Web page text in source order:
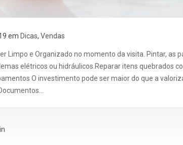
em Dicas, Vendas
Limpo e Organizado no momento da visita. Pintar, as
elétricos ou hidráulicos.Reparar itens quebrados
O investimento pode ser maior do que a